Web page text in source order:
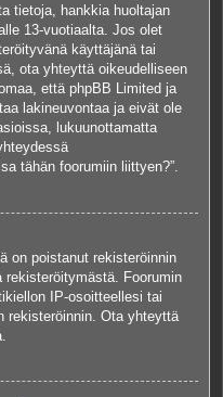
tietoja, hankkia huoltajan
13-vuotiaalta. Jos olet
käyttäjänä tai
ota yhteyttä oikeudelliseen
että phpBB Limited ja
lakineuvontaa ja eivät ole
lukuunottamatta
tähän foorumiin liittyen?”.
on poistanut rekisteröinnin
Foorumin
IP-osoitteellesi tai
rekisteröinnin. Ota yhteyttä